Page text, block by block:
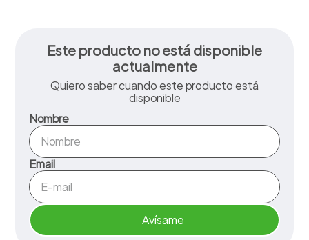
Este producto no está disponible
actualmente
Quiero saber cuando este producto está
disponible